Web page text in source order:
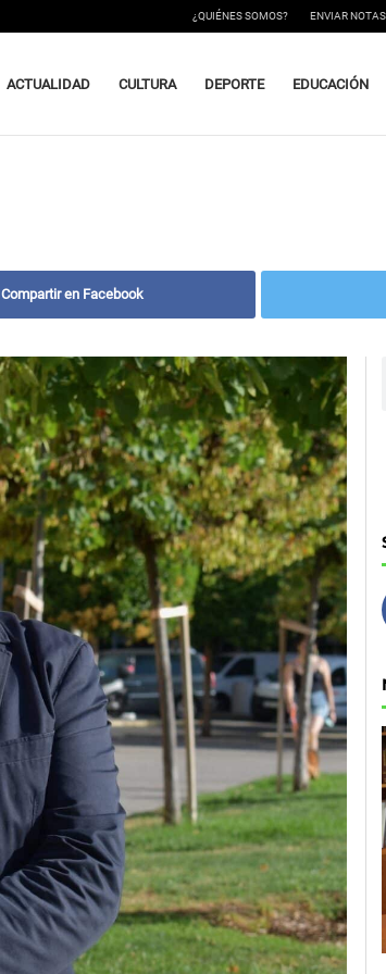
¿QUIÉNES SOMOS? ENVIAR
ACTUALIDAD CULTURA DEPORTE EDUCACIÓN
Compartir en Facebook